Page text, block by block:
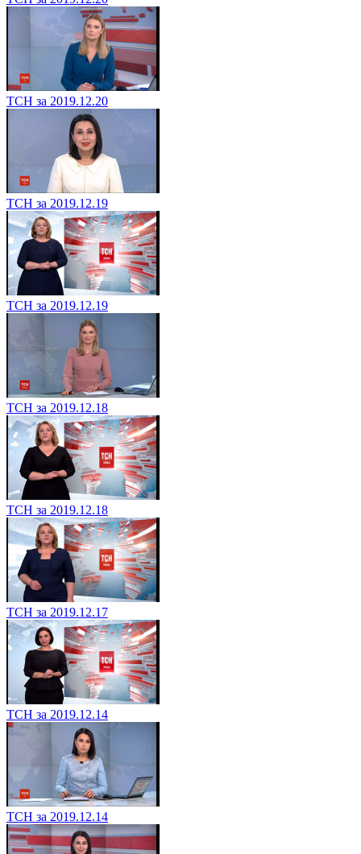
ТСН за 2019.12.20
ТСН за 2019.12.19
ТСН за 2019.12.19
ТСН за 2019.12.18
ТСН за 2019.12.18
ТСН за 2019.12.17
ТСН за 2019.12.14
ТСН за 2019.12.14